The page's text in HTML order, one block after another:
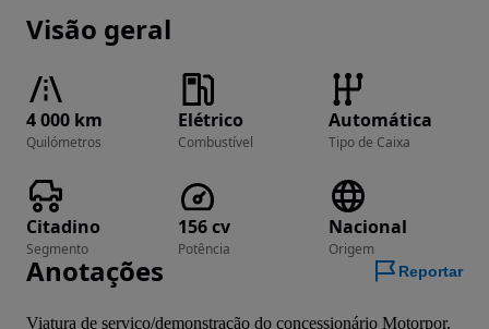
Visão geral
4 000 km
Quilómetros
Elétrico
Combustível
Automática
Tipo de Caixa
Citadino
Segmento
156 cv
Potência
Nacional
Origem
Anotações Reportar
Viatura de serviço/demonstração do concessionário Motorpor.